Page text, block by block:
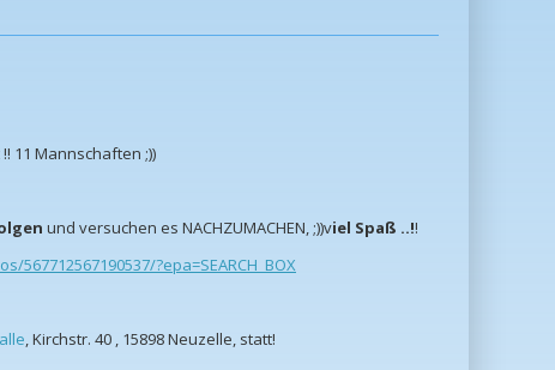
11 Mannschaften ;))
und versuchen es NACHZUMACHEN, ;))viel Spaß ..!!
?epa=SEARCH_BOX
, Kirchstr. 40 , 15898 Neuzelle, statt!